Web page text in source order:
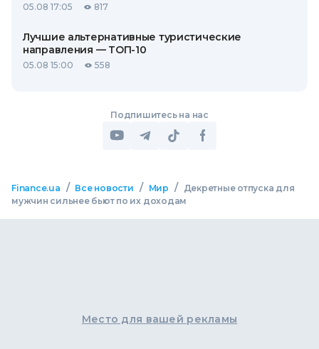
05.08 17:05 817
Лучшие альтернативные туристические
направления — ТОП-10
05.08 15:00 558
Подпишитесь на нас
Finance.ua / Все новости / Мир /
Декретные отпуска для
мужчин сильнее бьют по их доходам
Место для вашей рекламы